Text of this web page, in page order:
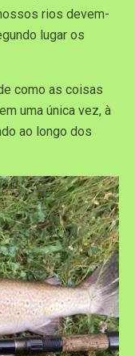
rios devem-
lugar os
como as coisas
uma única vez, à
ao longo dos